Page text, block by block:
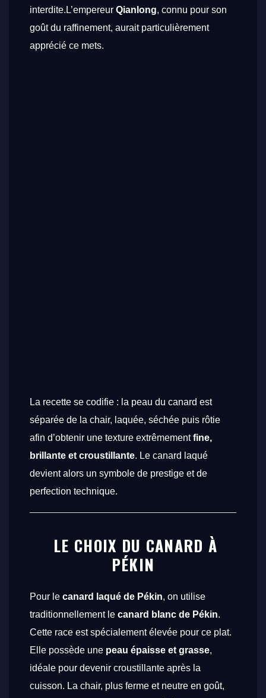
interdite.L’empereur Qianlong, connu pour son
goût du raffinement, aurait particulièrement
apprécié ce mets.
La recette se codifie : la peau du canard est
séparée de la chair, laquée, séchée puis rôtie
afin d’obtenir une texture extrêmementfine,
brillante et croustillante. Le canard laqué
devient alors un symbole de prestige et de
perfection technique.
LE CHOIX DU CANARD À
PÉKIN
Pour le canard laqué de Pékin, on utilise
traditionnellement le canard blanc de Pékin.
Cette race est spécialement élevée pour ce plat.
Elle possède une peau épaisse et grasse,
idéale pour devenir croustillante après la
cuisson. La chair, plus ferme et neutre en goût,